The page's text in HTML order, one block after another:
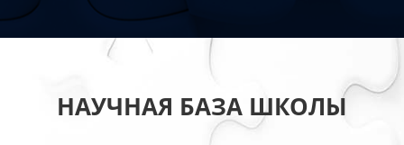
НАУЧНАЯ БАЗА ШКОЛЫ